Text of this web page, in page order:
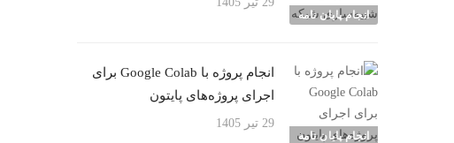
انجام پایان نامه
انجام پایان نامه
انجام پروژه با Google Colab برای
اجرای پروژه‌های پایتون
29 تیر 1405